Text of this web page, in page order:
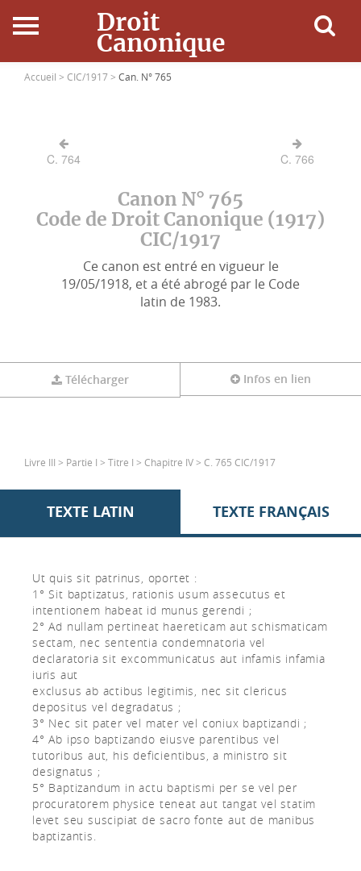
Droit
Canonique
Accueil
Ressources
Accueil > CIC/1917 > Can. N° 765
C. 764 C. 766
Canon N° 765
Code de Droit Canonique (1917)
CIC/1917
Ce canon est entré en vigueur le
19/05/1918, et a été abrogé par le Code
latin de 1983.
Télécharger Infos en lien
Livre III > Partie I > Titre I > Chapitre IV > C. 765 CIC/1917
TEXTE LATIN TEXTE FRANÇAIS
Ut quis sit patrinus, oportet :
1° Sit baptizatus, rationis usum assecutus et
intentionem habeat id munus gerendi ;
2° Ad nullam pertineat haereticam aut schismaticam
sectam, nec sententia condemnatoria vel
declaratoria sit excommunicatus aut infamis infamia
iuris aut
exclusus ab actibus legitimis, nec sit clericus
depositus vel degradatus ;
3° Nec sit pater vel mater vel coniux baptizandi ;
4° Ab ipso baptizando eiusve parentibus vel
tutoribus aut, his deficientibus, a ministro sit
designatus ;
5° Baptizandum in actu baptismi per se vel per
procuratorem physice teneat aut tangat vel statim
levet seu suscipiat de sacro fonte aut de manibus
baptizantis.